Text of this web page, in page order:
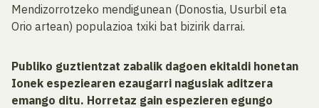
Mendizorrotzeko mendigunean (Donostia, Usurbil eta
Orio artean) populazioa txiki bat bizirik darrai.
Publiko guztientzat zabalik dagoen ekitaldi honetan
Ionek espeziearen ezaugarri nagusiak aditzera
emango ditu. Horretaz gain espezieren egungo